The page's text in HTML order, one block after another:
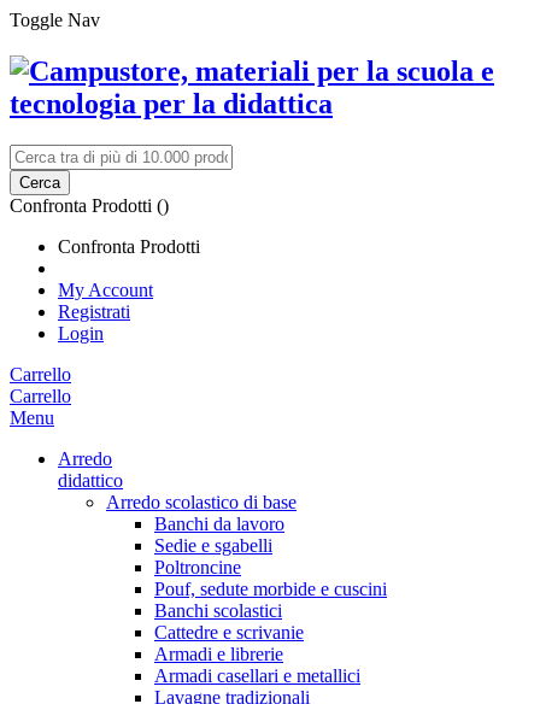
Toggle Nav
Cerca
Confronta Prodotti ()
Confronta Prodotti
My Account
Registrati
Login
Carrello
Carrello
Menu
Arredo
didattico
Arredo scolastico di base
Banchi da lavoro
Sedie e sgabelli
Poltroncine
Pouf, sedute morbide e cuscini
Banchi scolastici
Cattedre e scrivanie
Armadi e librerie
Armadi casellari e metallici
Lavagne tradizionali